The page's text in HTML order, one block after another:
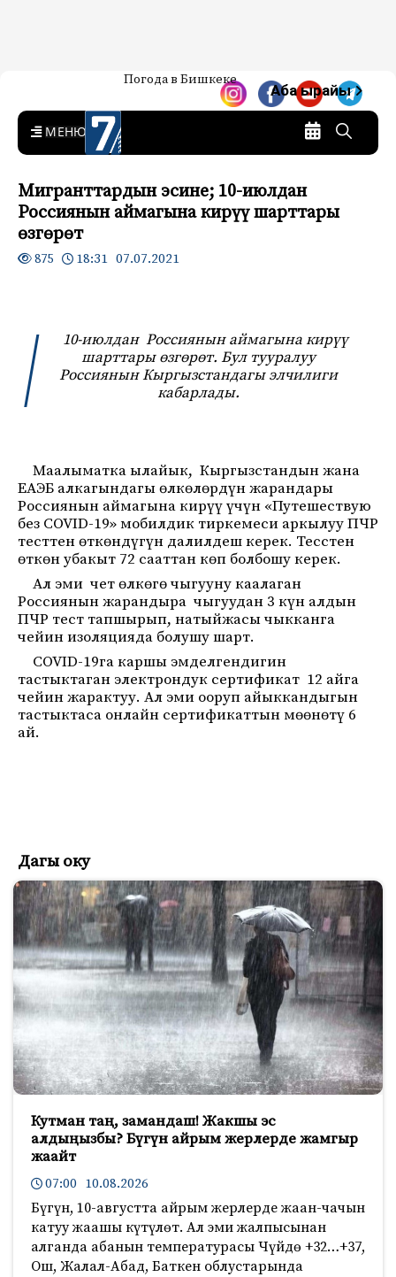
7-канал. Жаңылыктар —
Кыргызстан
Жаңылыктар — Кыргызстан
Погода в Бишкеке
Аба ырайы
MENU
Мигранттардын эсине; 10-июлдан
Россиянын аймагына кирүү шарттары
өзгөрөт
875 18:31 07.07.2021
10-июлдан Россиянын аймагына кирүү
шарттары өзгөрөт. Бул тууралуу
Россиянын Кыргызстандагы элчилиги
кабарлады.
Маалыматка ылайык, Кыргызстандын жана
ЕАЭБ алкагындагы өлкөлөрдүн жарандары
Россиянын аймагына кирүү үчүн «Путешествую
без COVID-19» мобилдик тиркемеси аркылуу ПЧР
тесттен өткөндүгүн далилдеш керек. Тесстен
өткөн убакыт 72 сааттан көп болбошу керек.
Ал эми чет өлкөгө чыгууну каалаган
Россиянын жарандыра чыгуудан 3 күн алдын
ПЧР тест тапшырып, натыйжасы чыкканга
чейин изоляцияда болушу шарт.
COVID-19га каршы эмделгендигин
тастыктаган электрондук сертификат 12 айга
чейин жарактуу. Ал эми ооруп айыккандыгын
тастыктаса онлайн сертификаттын мөөнөтү 6
ай.
Дагы оку
Кутман таң, замандаш! Жакшы эс
алдыңызбы? Бүгүн айрым жерлерде жамгыр
жаайт
07:00 10.08.2026
Бүгүн, 10-августта айрым жерлерде жаан-чачын
катуу жаашы күтүлөт. Ал эми жалпысынан
алганда абанын температурасы Чүйдө +32…+37,
Ош, Жалал-Абад, Баткен облустарында